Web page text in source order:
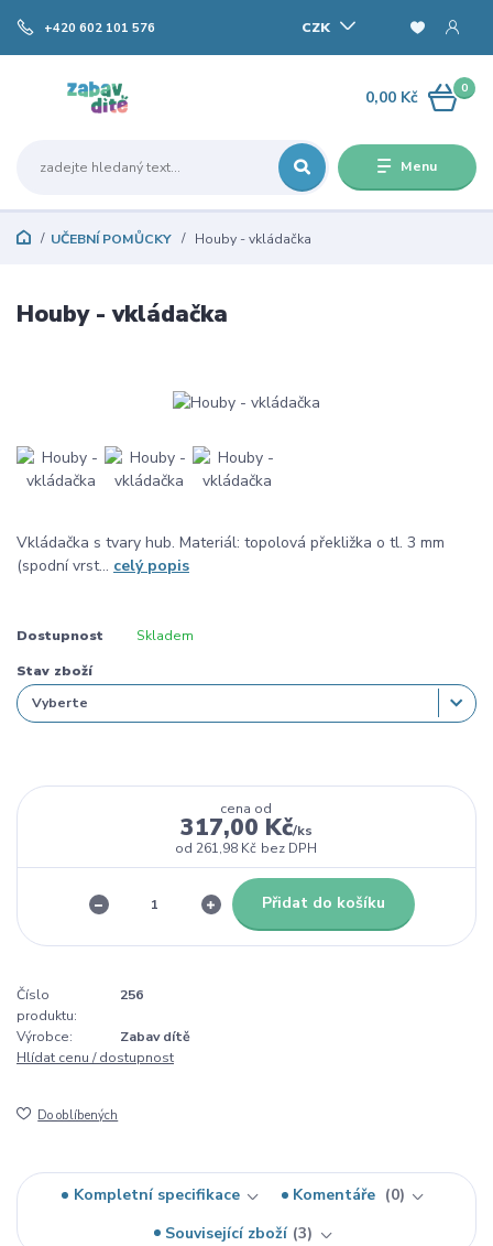
Menu
CZK
+420 602 101 576
0
0,00 Kč
UČEBNÍ POMŮCKY Houby - vkládačka
Houby - vkládačka
Vkládačka s tvary hub. Materiál: topolová překližka o tl. 3 mm
(spodní vrst... celý popis
Dostupnost Skladem
Stav zboží
cena od
317,00 Kč/ks
od 261,98 Kč bez DPH
Přidat do košíku
Číslo
produktu:
256
Výrobce:
Zabav dítě
Hlídat cenu / dostupnost
Do oblíbených
Kompletní specifikace Komentáře
0
Související zboží 3